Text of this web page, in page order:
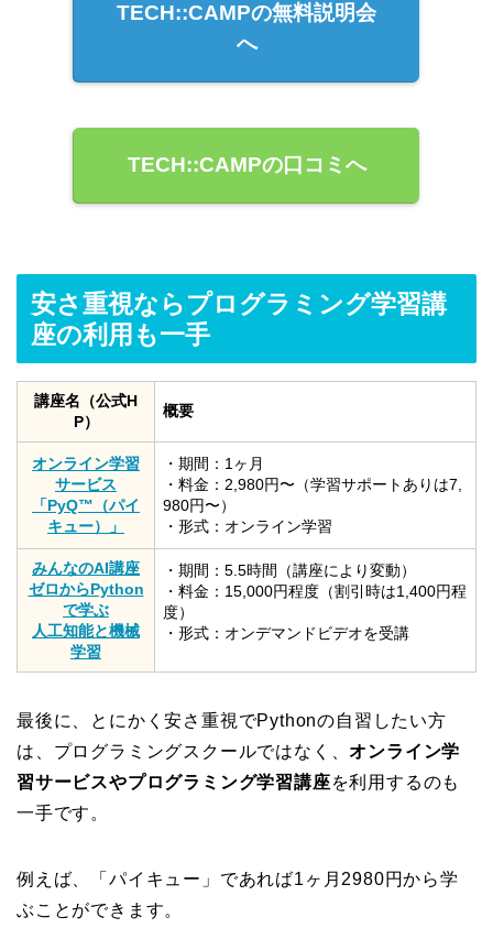
TECH::CAMPの無料説明会
へ
TECH::CAMPの口コミへ
安さ重視ならプログラミング学習講
座の利用も一手
講座名（公式H
P）
概要
オンライン学習
サービス
「PyQ™（パイ
キュー）」
・期間：1ヶ月
・料金：2,980円〜（学習サポートありは7,
980円〜）
・形式：オンライン学習
みんなのAI講座
ゼロからPython
で学ぶ
人工知能と機械
学習
・期間：5.5時間（講座により変動）
・料金：15,000円程度（割引時は1,400円程
度）
・形式：オンデマンドビデオを受講
最後に、とにかく安さ重視でPythonの自習したい方
は、プログラミングスクールではなく、オンライン学
習サービスやプログラミング学習講座を利用するのも
一手です。
例えば、「パイキュー」であれば1ヶ月2980円から学
ぶことができます。